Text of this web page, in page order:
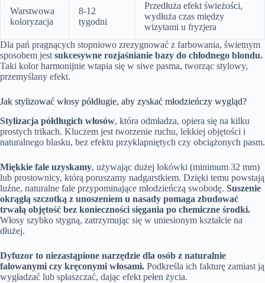
Warstwowa
koloryzacja
8-12
tygodni
Przedłuża efekt świeżości,
wydłuża czas między
wizytami u fryzjera
Dla pań pragnących stopniowo zrezygnować z farbowania, świetnym
sposobem jestsukcesywne rozjaśnianie bazy do chłodnego blondu.
Taki kolor harmonijnie wtapia się w siwe pasma, tworząc stylowy,
przemyślany efekt.
Jak stylizować włosy półdługie, aby zyskać młodzieńczy wygląd?
Stylizacja półdługich włosów, która odmładza, opiera się na kilku
prostych trikach. Kluczem jest tworzenie ruchu, lekkiej objętości i
naturalnego blasku, bez efektu przyklapniętych czy obciążonych pasm.
Miękkie fale uzyskamy, używając dużej lokówki (minimum 32 mm)
lub prostownicy, którą poruszamy nadgarstkiem. Dzięki temu powstają
luźne, naturalne fale przypominające młodzieńczą swobodę. Suszenie
okrągłą szczotką z unoszeniem u nasady pomaga zbudować
trwałą objętość bez konieczności sięgania po chemiczne środki.
Włosy szybko stygną, zatrzymując się w uniesionym kształcie na
dłużej.
Dyfuzor to niezastąpione narzędzie dla osób z naturalnie
falowanymi czy kręconymi włosami. Podkreśla ich fakturę zamiast ją
wygładzać lub spłaszczać, dając efekt pełen życia.